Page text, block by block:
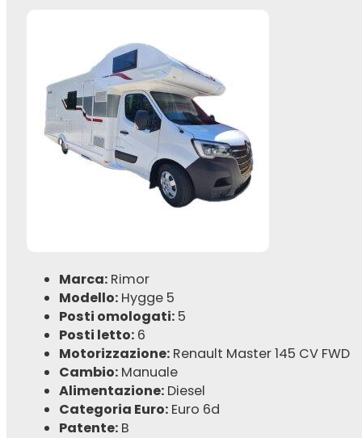
Marca: Rimor
Modello: Hygge 5
Posti omologati: 5
Posti letto: 6
Motorizzazione: Renault Master 145 CV FWD
Cambio: Manuale
Alimentazione: Diesel
Categoria Euro: Euro 6d
Patente: B